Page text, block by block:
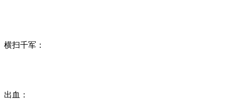
横扫千军：
出血：